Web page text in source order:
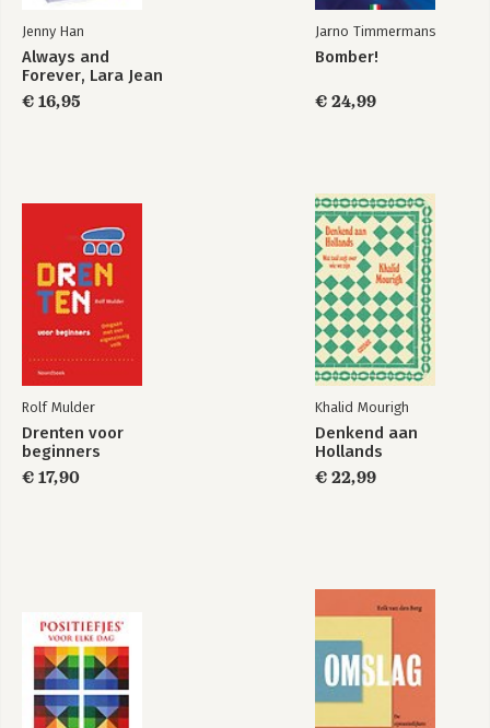
Jenny Han
Always and
Forever, Lara Jean
€ 16,95
Jarno Timmermans
Bomber!
€ 24,99
Rolf Mulder
Drenten voor
beginners
€ 17,90
Khalid Mourigh
Denkend aan
Hollands
€ 22,99